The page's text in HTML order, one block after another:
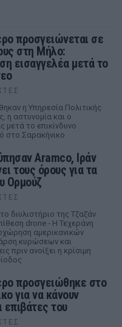
προσγειώνεται σε
στη Μήλο:
εισαγγελέα μετά το
η Υπηρεσία Πολιτικής
η αστυνομία και ο
μετά το επικίνδυνο
στο Σαρακήνικο
Aramco, Ιράν
τους όρους για τα
Ορμούζ
διυλιστήριο της Τζαζάν
drone - Η Τεχεράνη
αμερικανικών
κυρώσεων και
πριν ανοίξει η κρίσιμη
προσγειώθηκε στο
για να κάνουν
επιβάτες του